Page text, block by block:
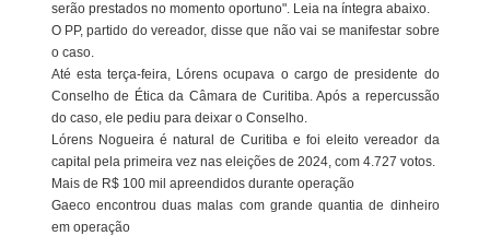
serão prestados no momento oportuno". Leia na íntegra abaixo.
O PP, partido do vereador, disse que não vai se manifestar sobre
o caso.
Até esta terça-feira, Lórens ocupava o cargo de presidente do
Conselho de Ética da Câmara de Curitiba. Após a repercussão
do caso, ele pediu para deixar o Conselho.
Lórens Nogueira é natural de Curitiba e foi eleito vereador da
capital pela primeira vez nas eleições de 2024, com 4.727 votos.
Mais de R$ 100 mil apreendidos durante operação
Gaeco encontrou duas malas com grande quantia de dinheiro
em operação